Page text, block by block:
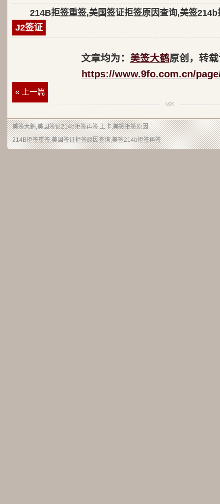
214B拒签重签,美国签证拒签原因查询,美签214b
J2签证
文章均为： 美签大鹤原创，转
https://www.9fo.com.cn/
« 上一篇
美签大鹤,美国签证214b拒签再签,工卡,美签拒签原因
214B拒签重签,美国签证拒签原因查询,美签214b拒签再签